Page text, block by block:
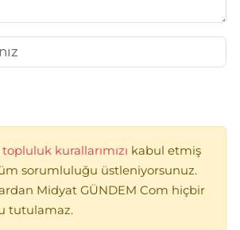
topluluk kurallarımızı kabul etmiş
sorumluluğu üstleniyorsunuz.
Midyat GÜNDEM Com hiçbir
tutulamaz.